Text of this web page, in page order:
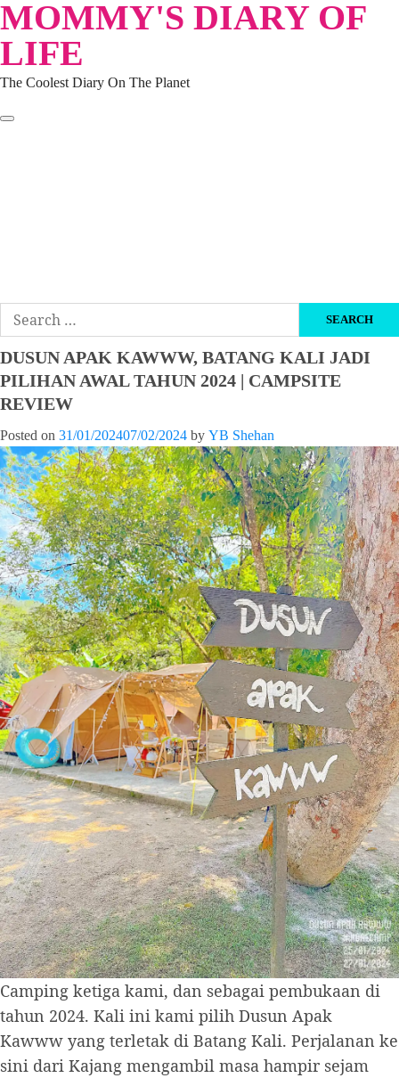
Skip
to
content
MOMMY'S DIARY OF
LIFE
The Coolest Diary On The Planet
Search
for:
DUSUN APAK KAWWW, BATANG KALI JADI
PILIHAN AWAL TAHUN 2024 | CAMPSITE
REVIEW
Posted on 31/01/202407/02/2024 by YB Shehan
Camping ketiga kami, dan sebagai pembukaan di
tahun 2024. Kali ini kami pilih Dusun Apak
Kawww yang terletak di Batang Kali. Perjalanan ke
sini dari Kajang mengambil masa hampir sejam